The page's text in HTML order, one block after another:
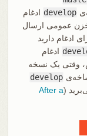
develop ادغام
عمومی ارسال
ادغام دارید
ادغام
وقتی یک نسخه
develop
After a